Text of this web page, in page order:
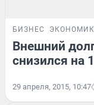
БИЗНЕС
Внешний
снизился на
29 апреля, 2015, 10:47